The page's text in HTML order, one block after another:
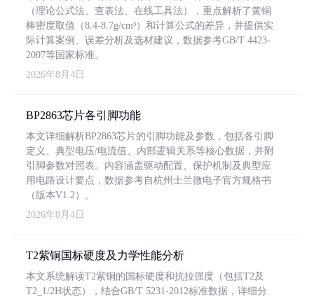
（理论公式法、查表法、在线工具法），重点解析了黄铜
棒密度取值（8.4-8.7g/cm³）和计算公式的差异，并提供实
际计算案例、误差分析及选材建议，数据参考GB/T 4423-
2007等国家标准。
2026年8月4日
BP2863芯片各引脚功能
本文详细解析BP2863芯片的引脚功能及参数，包括各引脚
定义、典型电压/电流值、内部逻辑关系等核心数据，并附
引脚参数对照表。内容涵盖驱动配置、保护机制及典型应
用电路设计要点，数据参考自杭州士兰微电子官方规格书
（版本V1.2）。
2026年8月4日
T2紫铜国标硬度及力学性能分析
本文系统解读T2紫铜的国标硬度和抗拉强度（包括T2及
T2_1/2H状态），结合GB/T 5231-2012标准数据，详细分